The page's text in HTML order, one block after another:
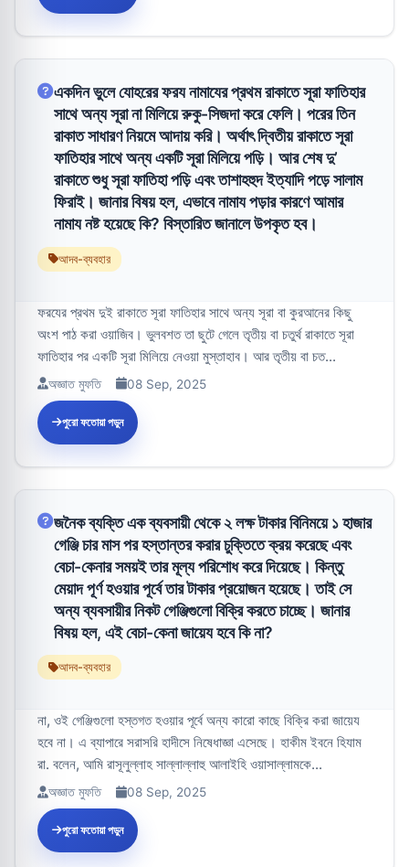
একদিন ভুলে যোহরের ফরয নামাযের প্রথম রাকাতে সূরা ফাতিহার
সাথে অন্য সূরা না মিলিয়ে রুকু-সিজদা করে ফেলি। পরের তিন
রাকাত সাধারণ নিয়মে আদায় করি। অর্থাৎ দ্বিতীয় রাকাতে সূরা
ফাতিহার সাথে অন্য একটি সূরা মিলিয়ে পড়ি। আর শেষ দু’
রাকাতে শুধু সূরা ফাতিহা পড়ি এবং তাশাহহুদ ইত্যাদি পড়ে সালাম
ফিরাই। জানার বিষয় হল, এভাবে নামায পড়ার কারণে আমার
নামায নষ্ট হয়েছে কি? বিস্তারিত জানালে উপকৃত হব।
আদব-ব্যবহার
ফরযের প্রথম দুই রাকাতে সূরা ফাতিহার সাথে অন্য সূরা বা কুরআনের কিছু
অংশ পাঠ করা ওয়াজিব। ভুলবশত তা ছুটে গেলে তৃতীয় বা চতুর্থ রাকাতে সূরা
ফাতিহার পর একটি সূরা মিলিয়ে নেওয়া মুস্তাহাব। আর তৃতীয় বা চত...
অজ্ঞাত মুফতি 08 Sep, 2025
পুরো ফতোয়া পড়ুন
জনৈক ব্যক্তি এক ব্যবসায়ী থেকে ২ লক্ষ টাকার বিনিময়ে ১ হাজার
গেঞ্জি চার মাস পর হস্তান্তর করার চুক্তিতে ক্রয় করেছে এবং
বেচা-কেনার সময়ই তার মূল্য পরিশোধ করে দিয়েছে। কিন্তু
মেয়াদ পূর্ণ হওয়ার পূর্বে তার টাকার প্রয়োজন হয়েছে। তাই সে
অন্য ব্যবসায়ীর নিকট গেঞ্জিগুলো বিক্রি করতে চাচ্ছে। জানার
বিষয় হল, এই বেচা-কেনা জায়েয হবে কি না?
আদব-ব্যবহার
না, ওই গেঞ্জিগুলো হস্তগত হওয়ার পূর্বে অন্য কারো কাছে বিক্রি করা জায়েয
হবে না। এ ব্যাপারে সরাসরি হাদীসে নিষেধাজ্ঞা এসেছে। হাকীম ইবনে হিযাম
রা. বলেন, আমি রাসূলুল্লাহ সাল্লাল্লাহু আলাইহি ওয়াসাল্লামকে...
অজ্ঞাত মুফতি 08 Sep, 2025
পুরো ফতোয়া পড়ুন